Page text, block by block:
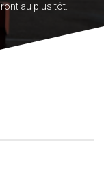
au plus tôt.